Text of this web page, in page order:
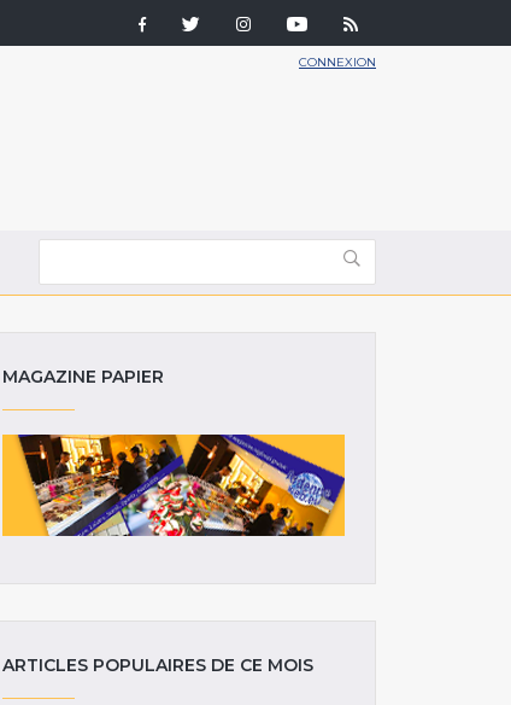
CONNEXION
MAGAZINE PAPIER
ARTICLES POPULAIRES DE CE MOIS